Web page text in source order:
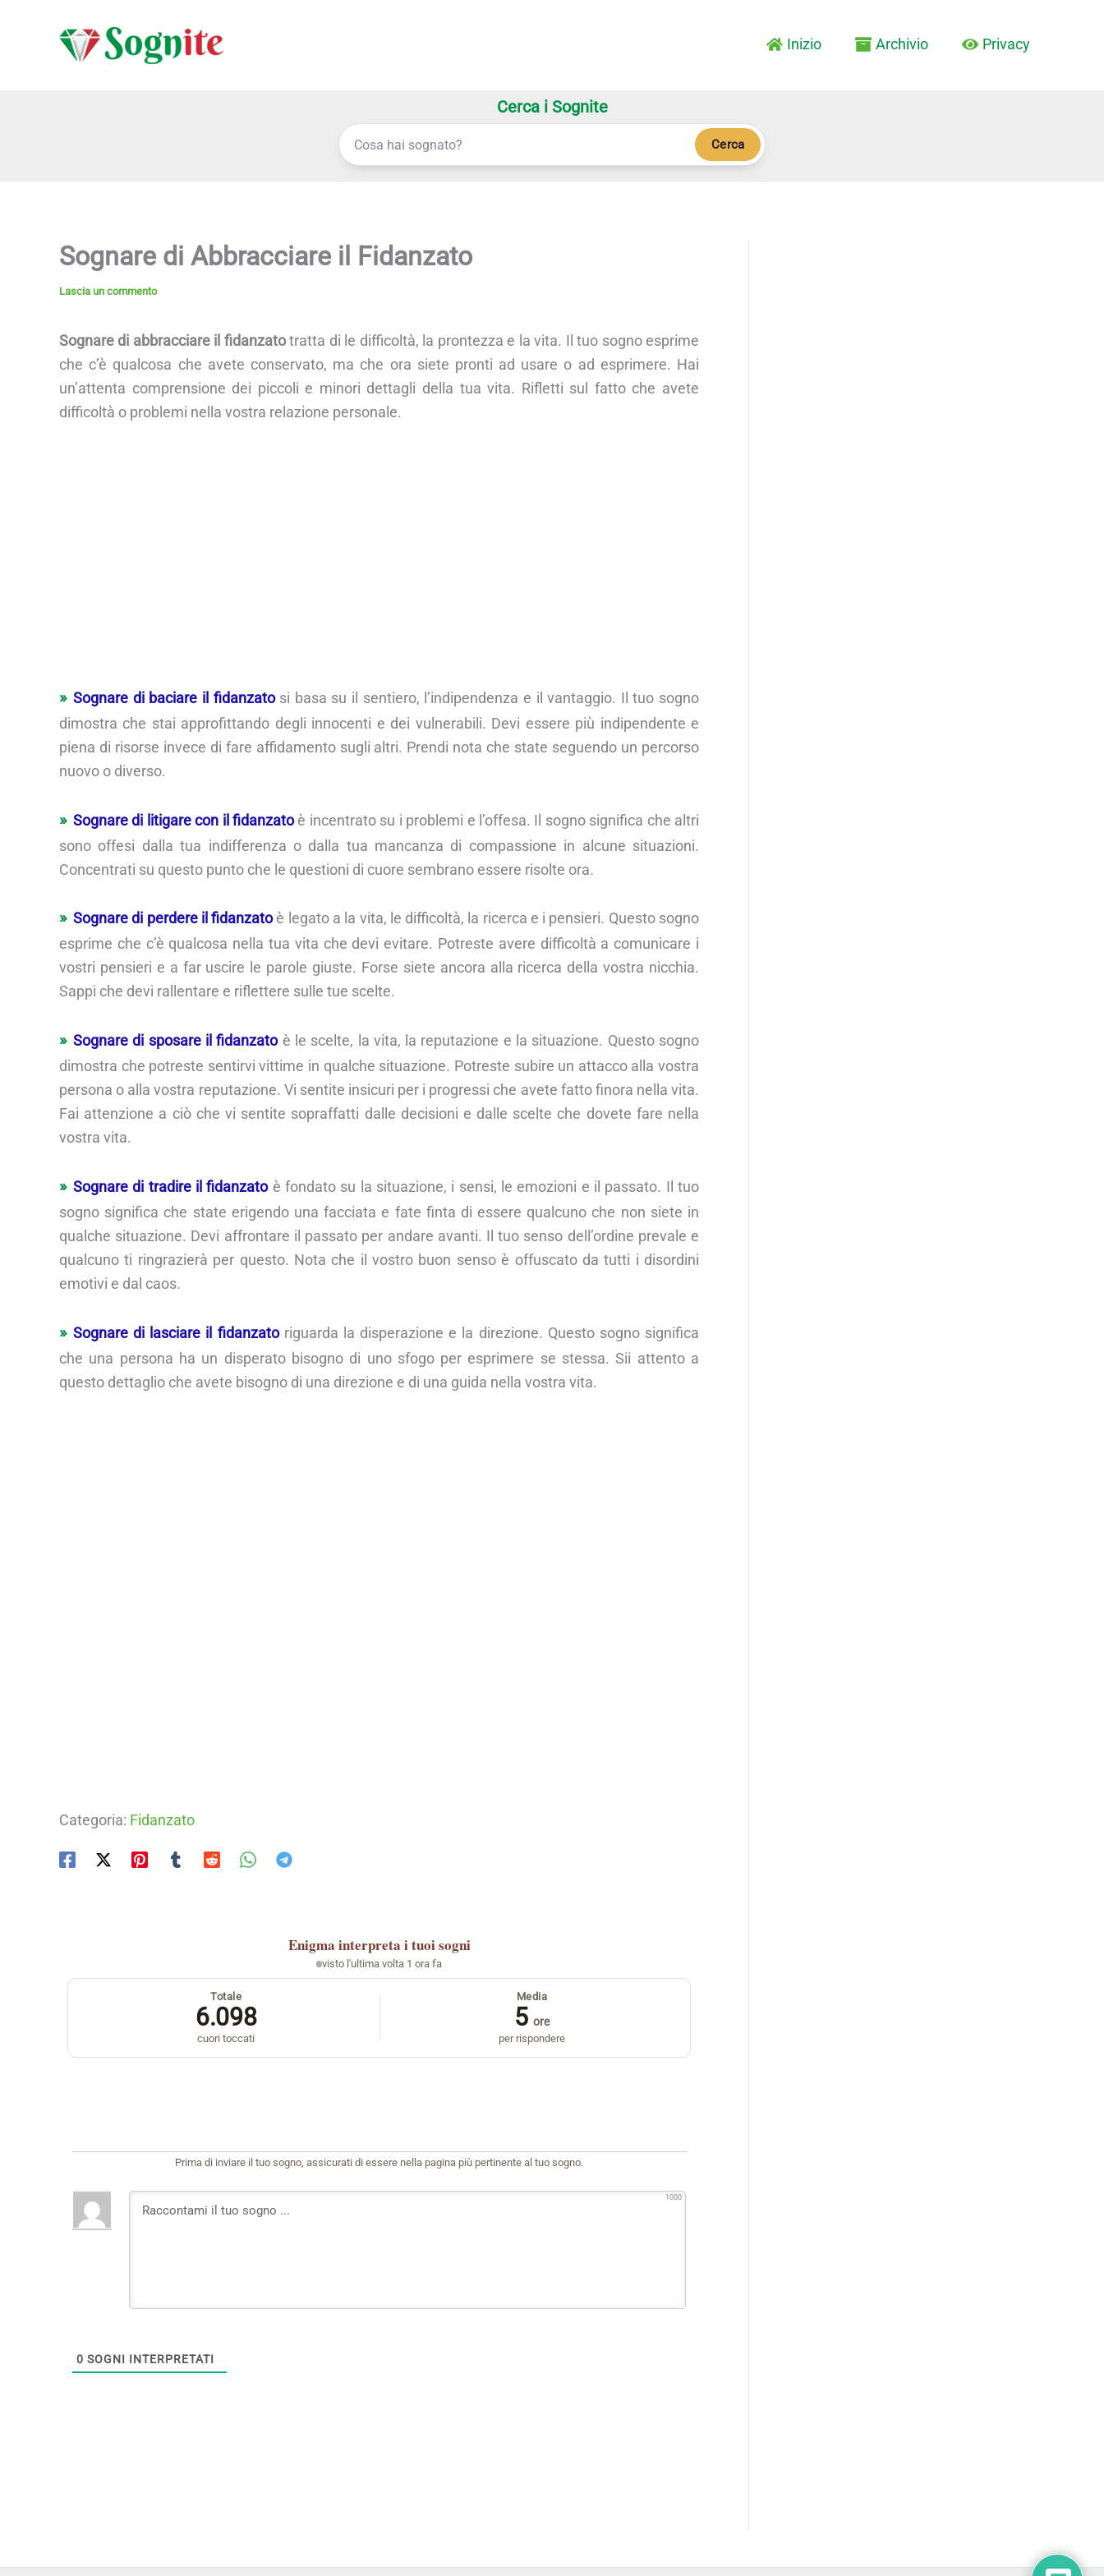
Inizio Archivio Privacy
Cerca i Sognite
Cerca
Sognare di Abbracciare il Fidanzato
Lascia un commento
Sognare di abbracciare il fidanzatotratta di le difficoltà, la prontezza e la vita. Il tuo sogno esprime
che c’è qualcosa che avete conservato, ma che ora siete pronti ad usare o ad esprimere. Hai
un’attenta comprensione dei piccoli e minori dettagli della tua vita. Rifletti sul fatto che avete
difficoltà o problemi nella vostra relazione personale.
Sognare di baciare il fidanzatosi basa su il sentiero, l’indipendenza e il vantaggio. Il tuo sogno
dimostra che stai approfittando degli innocenti e dei vulnerabili. Devi essere più indipendente e
piena di risorse invece di fare affidamento sugli altri. Prendi nota che state seguendo un percorso
nuovo o diverso.
Sognare di litigare con il fidanzatoè incentrato su i problemi e l’offesa. Il sogno significa che altri
sono offesi dalla tua indifferenza o dalla tua mancanza di compassione in alcune situazioni.
Concentrati su questo punto che le questioni di cuore sembrano essere risolte ora.
Sognare di perdere il fidanzatoè legato a la vita, le difficoltà, la ricerca e i pensieri. Questo sogno
esprime che c’è qualcosa nella tua vita che devi evitare. Potreste avere difficoltà a comunicare i
vostri pensieri e a far uscire le parole giuste. Forse siete ancora alla ricerca della vostra nicchia.
Sappi che devi rallentare e riflettere sulle tue scelte.
Sognare di sposare il fidanzatoè le scelte, la vita, la reputazione e la situazione. Questo sogno
dimostra che potreste sentirvi vittime in qualche situazione. Potreste subire un attacco alla vostra
persona o alla vostra reputazione. Vi sentite insicuri per i progressi che avete fatto finora nella vita.
Fai attenzione a ciò che vi sentite sopraffatti dalle decisioni e dalle scelte che dovete fare nella
vostra vita.
Sognare di tradire il fidanzatoè fondato su la situazione, i sensi, le emozioni e il passato. Il tuo
sogno significa che state erigendo una facciata e fate finta di essere qualcuno che non siete in
qualche situazione. Devi affrontare il passato per andare avanti. Il tuo senso dell’ordine prevale e
qualcuno ti ringrazierà per questo. Nota che il vostro buon senso è offuscato da tutti i disordini
emotivi e dal caos.
Sognare di lasciare il fidanzatoriguarda la disperazione e la direzione. Questo sogno significa
che una persona ha un disperato bisogno di uno sfogo per esprimere se stessa. Sii attento a
questo dettaglio che avete bisogno di una direzione e di una guida nella vostra vita.
Categoria: Fidanzato
Enigma interpreta i tuoi sogni
visto l'ultima volta 1 ora fa
Totale
6.098
cuori toccati
Media
5 ore
per rispondere
Prima di inviare il tuo sogno, assicurati di essere nella pagina più pertinente al tuo sogno.
1000
0 SOGNI INTERPRETATI